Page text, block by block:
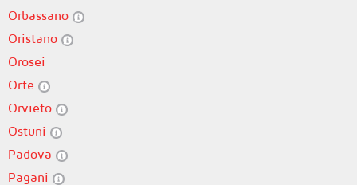
Orbassano
Oristano
Orosei
Orte
Orvieto
Ostuni
Padova
Pagani